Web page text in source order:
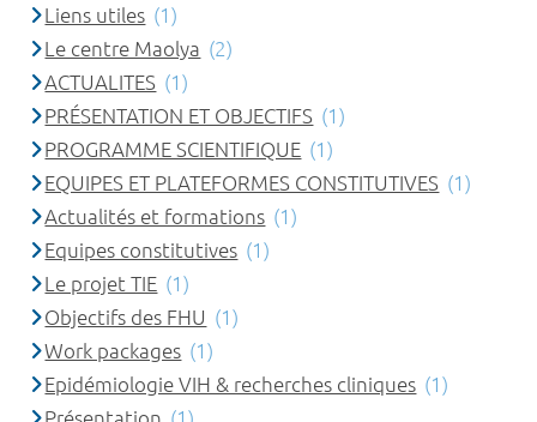
Liens utiles (1)
Le centre Maolya (2)
ACTUALITES (1)
PRÉSENTATION ET OBJECTIFS (1)
PROGRAMME SCIENTIFIQUE (1)
EQUIPES ET PLATEFORMES CONSTITUTIVES (1)
Actualités et formations (1)
Equipes constitutives (1)
Le projet TIE (1)
Objectifs des FHU (1)
Work packages (1)
Epidémiologie VIH & recherches cliniques (1)